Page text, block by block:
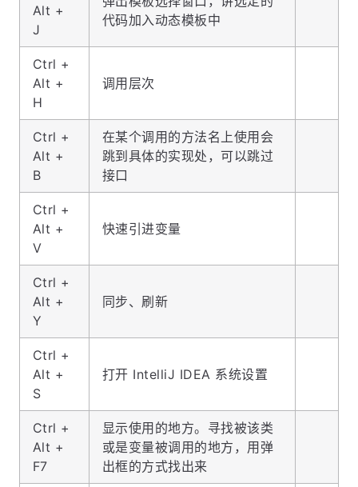
Alt +
J
代码加入动态模板中
Ctrl +
Alt +
H
调用层次
Ctrl +
Alt +
B
在某个调用的方法名上使用会
跳到具体的实现处，可以跳过
接口
Ctrl +
Alt +
V
快速引进变量
Ctrl +
Alt +
Y
同步、刷新
Ctrl +
Alt +
S
打开 IntelliJ IDEA 系统设置
Ctrl +
Alt +
F7
显示使用的地方。寻找被该类
或是变量被调用的地方，用弹
出框的方式找出来